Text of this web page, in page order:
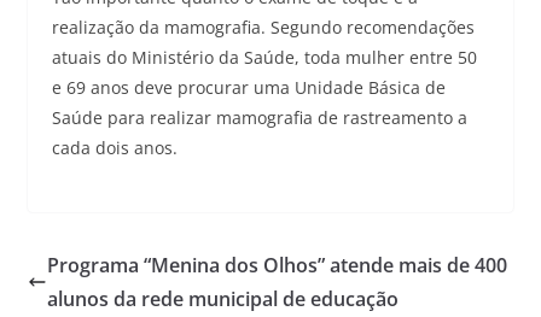
realização da mamografia. Segundo recomendações
atuais do Ministério da Saúde, toda mulher entre 50
e 69 anos deve procurar uma Unidade Básica de
Saúde para realizar mamografia de rastreamento a
cada dois anos.
Programa “Menina dos Olhos” atende mais de 400
alunos da rede municipal de educação